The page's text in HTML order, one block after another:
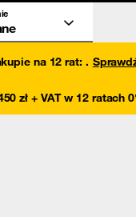
na 12 rat: .
zł + VAT w 12 ratach